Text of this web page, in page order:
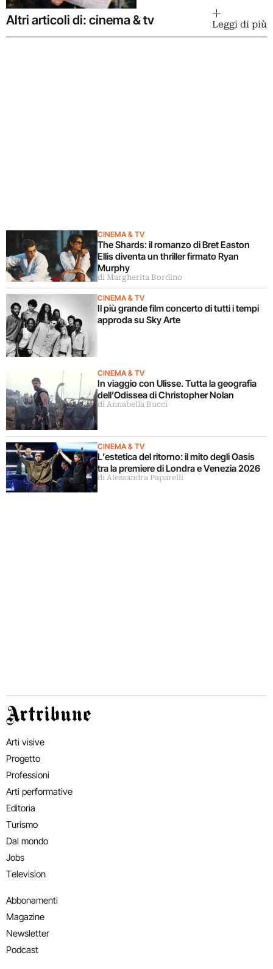
Altri articoli di: cinema & tv Leggi di più
CINEMA & TV
The Shards: il romanzo di Bret Easton
Ellis diventa un thriller firmato Ryan
Murphy
di Margherita Bordino
CINEMA & TV
Il più grande film concerto di tutti i tempi
approda su Sky Arte
CINEMA & TV
In viaggio con Ulisse. Tutta la geografia
dell’Odissea di Christopher Nolan
di Annabella Bucci
CINEMA & TV
L’estetica del ritorno: il mito degli Oasis
tra la premiere di Londra e Venezia 2026
di Alessandra Paparelli
Artribune
Arti visive
Progetto
Professioni
Arti performative
Editoria
Turismo
Dal mondo
Jobs
Television
Abbonamenti
Magazine
Newsletter
Podcast